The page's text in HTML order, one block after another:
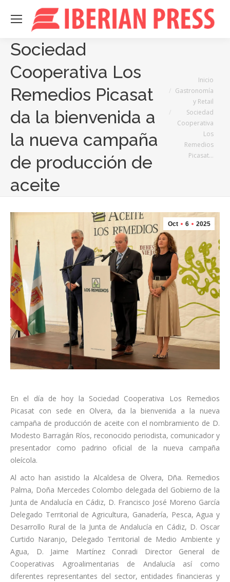
Sociedad
Cooperativa Los
Remedios Picasat
da la bienvenida a
la nueva campaña
de producción de
aceite
Inicio
Gastronomía
y Retail
Sociedad
Cooperativa
Los
Remedios
Picasat…
Oct 6 2025
En el día de hoy la Sociedad Cooperativa Los Remedios
Picasat con sede en Olvera, da la bienvenida a la nueva
campaña de producción de aceite con el nombramiento de D.
Modesto Barragán Ríos, reconocido periodista, comunicador y
presentador como padrino oficial de la nueva campaña
oleícola.
Al acto han asistido la Alcaldesa de Olvera, Dña. Remedios
Palma, Doña Mercedes Colombo delegada del Gobierno de la
Junta de Andalucía en Cádiz, D. Francisco José Moreno García
Delegado Territorial de Agricultura, Ganadería, Pesca, Agua y
Desarrollo Rural de la Junta de Andalucía en Cádiz, D. Oscar
Curtido Naranjo, Delegado Territorial de Medio Ambiente y
Agua, D. Jaime Martínez Conradi Director General de
Cooperativas Agroalimentarias de Andalucía así como
diferentes representantes del sector, entidades financieras y